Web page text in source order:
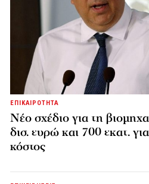
ΕΠΙΚΑΙΡΟΤΗΤΑ
Νέο σχέδιο για τη
δισ. ευρώ και 700 εκατ.
κόστος